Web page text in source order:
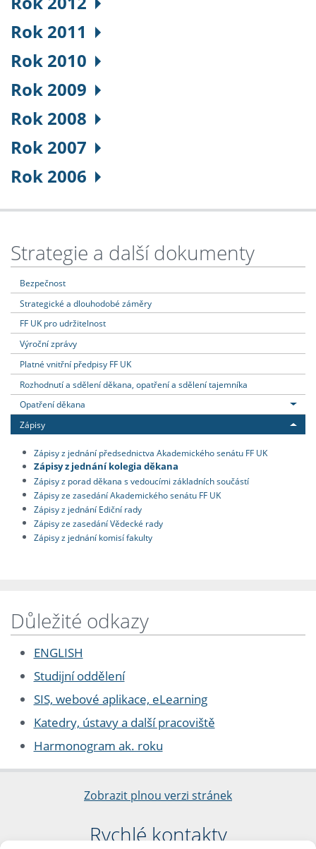
Rok 2011
Rok 2010
Rok 2009
Rok 2008
Rok 2007
Rok 2006
Strategie a další dokumenty
Bezpečnost
Strategické a dlouhodobé záměry
FF UK pro udržitelnost
Výroční zprávy
Platné vnitřní předpisy FF UK
Rozhodnutí a sdělení děkana, opatření a sdělení tajemníka
Opatření děkana
Zápisy
Zápisy z jednání předsednictva Akademického senátu FF UK
Zápisy z jednání kolegia děkana
Zápisy z porad děkana s vedoucími základních součástí
Zápisy ze zasedání Akademického senátu FF UK
Zápisy z jednání Ediční rady
Zápisy ze zasedání Vědecké rady
Zápisy z jednání komisí fakulty
Důležité odkazy
ENGLISH
Studijní oddělení
SIS, webové aplikace, eLearning
Katedry, ústavy a další pracoviště
Harmonogram ak. roku
Zobrazit plnou verzi stránek
Rychlé kontakty